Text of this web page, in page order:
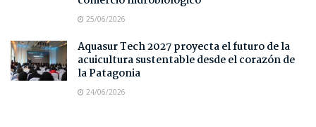
25/06/2026
Aquasur Tech 2027 proyecta el futuro de la
acuicultura sustentable desde el corazón de
la Patagonia
24/06/2026